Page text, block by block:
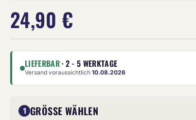
24,90 €
LIEFERBAR· 2 - 5 WERKTAGE
Versand voraussichtlich 10.08.2026
1 GRÖSSE WÄHLEN